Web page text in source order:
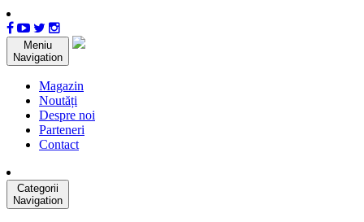
Meniu
Navigation
Magazin
Noutăți
Despre noi
Parteneri
Contact
Categorii
Navigation